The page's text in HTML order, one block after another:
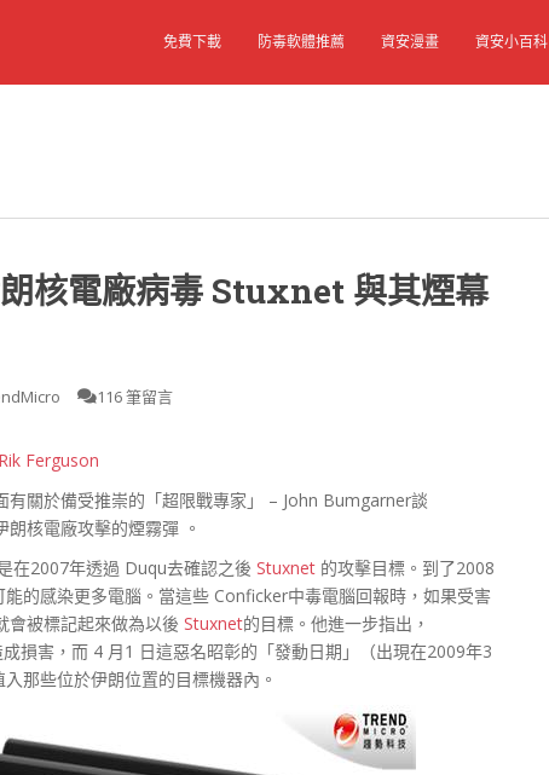
免費下載 防毒軟體推薦 資安漫畫 資安小百科
核電廠病毒 Stuxnet 與其煙幕
116 筆留言
Rik Ferguson
有關於備受推崇的「超限戰專家」 – John Bumgarner談
朗核電廠攻擊的煙霧彈 。
在2007年透過 Duqu去確認之後 Stuxnet 的攻擊目標。到了2008
能的感染更多電腦。當這些 Conficker中毒電腦回報時，如果受害
會被標記起來做為以後 Stuxnet的目標。他進一步指出，
損害，而 4 月1 日這惡名昭彰的「發動日期」（出現在2009年3
入那些位於伊朗位置的目標機器內。